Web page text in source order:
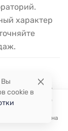
Корзина
характер
товаров
Вы
cookie в